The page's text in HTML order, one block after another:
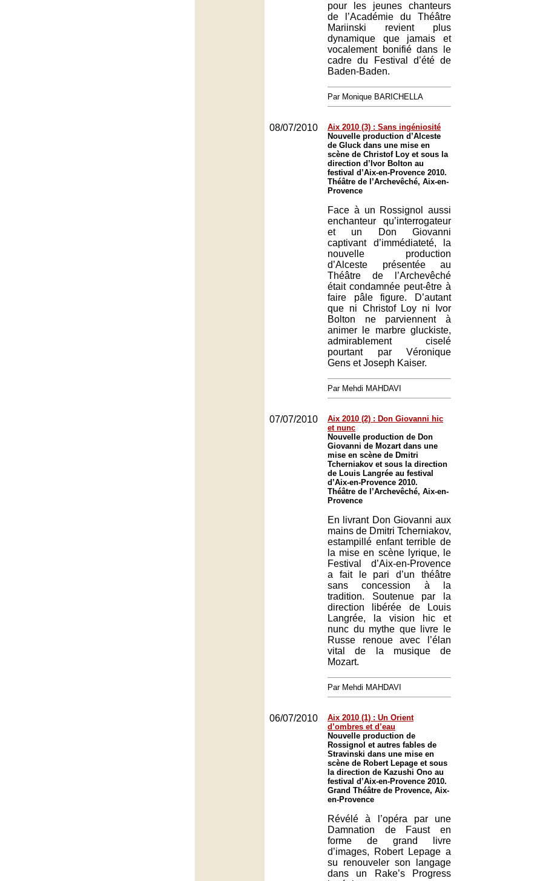
pour les jeunes chanteurs
de l’Académie du Théâtre
Mariinski revient plus
dynamique que jamais et
vocalement bonifié dans le
cadre du Festival d’été de
Baden-Baden.
Par Monique BARICHELLA
08/07/2010
Aix 2010 (3) : Sans ingéniosité
Nouvelle production d’Alceste
de Gluck dans une mise en
scène de Christof Loy et sous la
direction d’Ivor Bolton au
festival d’Aix-en-Provence 2010.
Théâtre de l’Archevêché, Aix-en-
Provence
Face à un Rossignol aussi
enchanteur qu’interrogateur
et un Don Giovanni
captivant d’immédiateté, la
nouvelle production
d’Alceste présentée au
Théâtre de l’Archevêché
était condamnée peut-être à
faire pâle figure. D’autant
que ni Christof Loy ni Ivor
Bolton ne parviennent à
animer le marbre gluckiste,
admirablement ciselé
pourtant par Véronique
Gens et Joseph Kaiser.
Par Mehdi MAHDAVI
07/07/2010
Aix 2010 (2) : Don Giovanni hic
et nunc
Nouvelle production de Don
Giovanni de Mozart dans une
mise en scène de Dmitri
Tcherniakov et sous la direction
de Louis Langrée au festival
d’Aix-en-Provence 2010.
Théâtre de l’Archevêché, Aix-en-
Provence
En livrant Don Giovanni aux
mains de Dmitri Tcherniakov,
estampillé enfant terrible de
la mise en scène lyrique, le
Festival d’Aix-en-Provence
a fait le pari d’un théâtre
sans concession à la
tradition. Soutenue par la
direction libérée de Louis
Langrée, la vision hic et
nunc du mythe que livre le
Russe renoue avec l’élan
vital de la musique de
Mozart.
Par Mehdi MAHDAVI
06/07/2010
Aix 2010 (1) : Un Orient
d’ombres et d’eau
Nouvelle production de
Rossignol et autres fables de
Stravinski dans une mise en
scène de Robert Lepage et sous
la direction de Kazushi Ono au
festival d’Aix-en-Provence 2010.
Grand Théâtre de Provence, Aix-
en-Provence
Révélé à l’opéra par une
Damnation de Faust en
forme de grand livre
d’images, Robert Lepage a
su renouveler son langage
dans un Rake’s Progress